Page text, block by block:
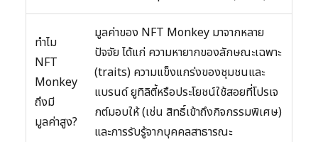
ทำไม
NFT
Monkey
ถึงมี
มูลค่าสูง?
มูลค่าของ NFT Monkey มาจากหลาย
ปัจจัย ได้แก่ ความหายากของลักษณะเฉพาะ
(traits) ความแข็งแกร่งของชุมชนและ
แบรนด์ ยูทิลิตี้หรือประโยชน์ใช้สอยที่โปรเจ
กต์มอบให้ (เช่น สิทธิ์เข้าถึงกิจกรรมพิเศษ)
และการรับรู้จากบุคคลสาธารณะ